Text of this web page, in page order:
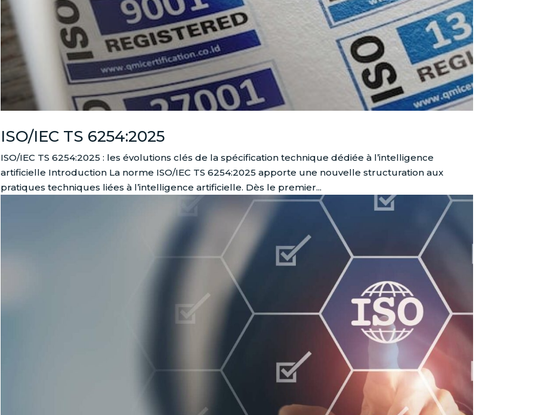
ISO/IEC TS 6254:2025
ISO/IEC TS 6254:2025 : les évolutions clés de la spécification technique dédiée à l’intelligence
artificielle Introduction La norme ISO/IEC TS 6254:2025 apporte une nouvelle structuration aux
pratiques techniques liées à l’intelligence artificielle. Dès le premier...